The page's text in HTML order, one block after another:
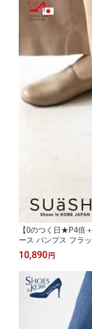
【0のつく日★P4倍
ース パンプス フラ
製 [FOO-MI-R4077]
10,890円